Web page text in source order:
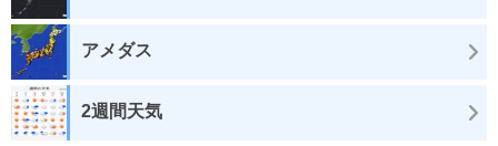
アメダス
2週間天気